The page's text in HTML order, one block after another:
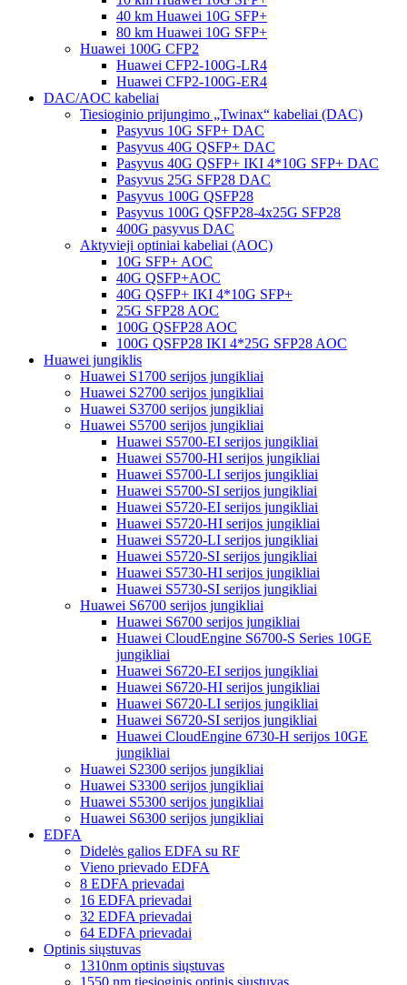
40 km Huawei 10G SFP+
80 km Huawei 10G SFP+
Huawei 100G CFP2
Huawei CFP2-100G-LR4
Huawei CFP2-100G-ER4
DAC/AOC kabeliai
Tiesioginio prijungimo „Twinax“ kabeliai (DAC)
Pasyvus 10G SFP+ DAC
Pasyvus 40G QSFP+ DAC
Pasyvus 40G QSFP+ IKI 4*10G SFP+ DAC
Pasyvus 25G SFP28 DAC
Pasyvus 100G QSFP28
Pasyvus 100G QSFP28-4x25G SFP28
400G pasyvus DAC
Aktyvieji optiniai kabeliai (AOC)
10G SFP+ AOC
40G QSFP+AOC
40G QSFP+ IKI 4*10G SFP+
25G SFP28 AOC
100G QSFP28 AOC
100G QSFP28 IKI 4*25G SFP28 AOC
Huawei jungiklis
Huawei S1700 serijos jungikliai
Huawei S2700 serijos jungikliai
Huawei S3700 serijos jungikliai
Huawei S5700 serijos jungikliai
Huawei S5700-EI serijos jungikliai
Huawei S5700-HI serijos jungikliai
Huawei S5700-LI serijos jungikliai
Huawei S5700-SI serijos jungikliai
Huawei S5720-EI serijos jungikliai
Huawei S5720-HI serijos jungikliai
Huawei S5720-LI serijos jungikliai
Huawei S5720-SI serijos jungikliai
Huawei S5730-HI serijos jungikliai
Huawei S5730-SI serijos jungikliai
Huawei S6700 serijos jungikliai
Huawei S6700 serijos jungikliai
Huawei CloudEngine S6700-S Series 10GE
jungikliai
Huawei S6720-EI serijos jungikliai
Huawei S6720-HI serijos jungikliai
Huawei S6720-LI serijos jungikliai
Huawei S6720-SI serijos jungikliai
Huawei CloudEngine 6730-H serijos 10GE
jungikliai
Huawei S2300 serijos jungikliai
Huawei S3300 serijos jungikliai
Huawei S5300 serijos jungikliai
Huawei S6300 serijos jungikliai
EDFA
Didelės galios EDFA su RF
Vieno prievado EDFA
8 EDFA prievadai
16 EDFA prievadai
32 EDFA prievadai
64 EDFA prievadai
Optinis siųstuvas
1310nm optinis siųstuvas
1550 nm tiesioginis optinis siųstuvas